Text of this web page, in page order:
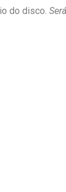
do disco.